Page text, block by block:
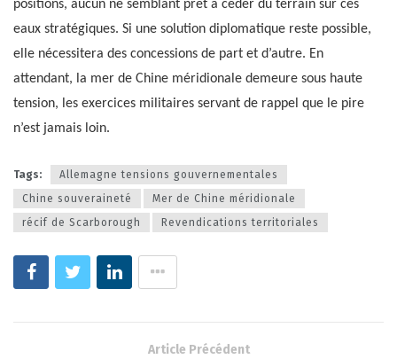
positions, aucun ne semblant prêt à céder du terrain sur ces
eaux stratégiques. Si une solution diplomatique reste possible,
elle nécessitera des concessions de part et d’autre. En
attendant, la mer de Chine méridionale demeure sous haute
tension, les exercices militaires servant de rappel que le pire
n’est jamais loin.
Tags:
Allemagne tensions gouvernementales
Chine souveraineté
Mer de Chine méridionale
récif de Scarborough
Revendications territoriales
Article Précédent